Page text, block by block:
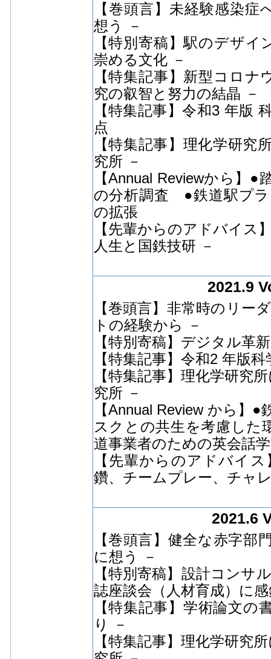
【巻頭言】未経験感染症
想う －
【特別寄稿】駅のデザ
崇める文化 －
【特集記事】新型コロ
究の叡智と努力の結晶 －
【特集記事】令和3 年版
点
【特集記事】理化学研究
究所 －
【Annual Reviewから】
の分析調査 ●鉄道駅プラ
の拡張
【先輩からのアドバイス
人生と国鉄技研 －
2021.9
【巻頭言】非常時のリ
トの経験から －
【特別寄稿】デジタル革
【特集記事】令和2 年版
【特集記事】理化学研究
究所 －
【Annual Review から】
スクとの共生を考慮し
道事業者のための英会話
【先輩からのアドバイ
鑽、チームプレー、チャ
2021.6
【巻頭言】健全な赤字部
に想う －
【特別寄稿】設計コン
誌座談会（人材育成）に
【特集記事】学術論文
り －
【特集記事】理化学研究